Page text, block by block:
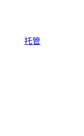
托管